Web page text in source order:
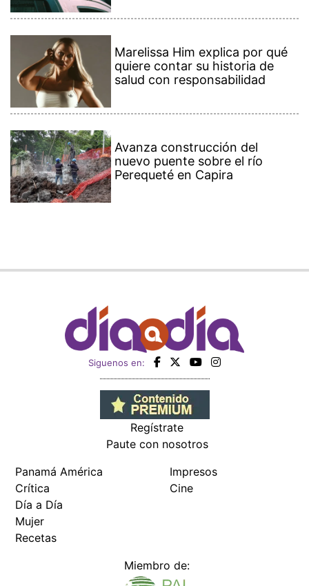
Marelissa Him explica por qué
quiere contar su historia de
salud con responsabilidad
Avanza construcción del
nuevo puente sobre el río
Perequeté en Capira
Siguenos en:
Regístrate
Paute con nosotros
Panamá América
Crítica
Día a Día
Mujer
Recetas
Impresos
Cine
Miembro de: